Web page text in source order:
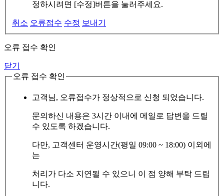
정하시려면 [수정]버튼을 눌러주세요.
취소 오류접수 수정 보내기
오류 접수 확인
닫기
오류 접수 확인
고객님, 오류접수가 정상적으로 신청 되었습니다.
문의하신 내용은 3시간 이내에 메일로 답변을 드릴
수 있도록 하겠습니다.
다만, 고객센터 운영시간(평일 09:00 ~ 18:00) 이외에
는
처리가 다소 지연될 수 있으니 이 점 양해 부탁 드립
니다.